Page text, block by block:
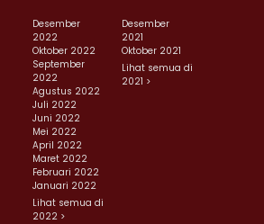
Desember
2022
Oktober 2022
September
2022
Agustus 2022
Juli 2022
Juni 2022
Mei 2022
April 2022
Maret 2022
Februari 2022
Januari 2022
Lihat semua di
2022 >
Desember
2021
Oktober 2021
Lihat semua di
2021 >